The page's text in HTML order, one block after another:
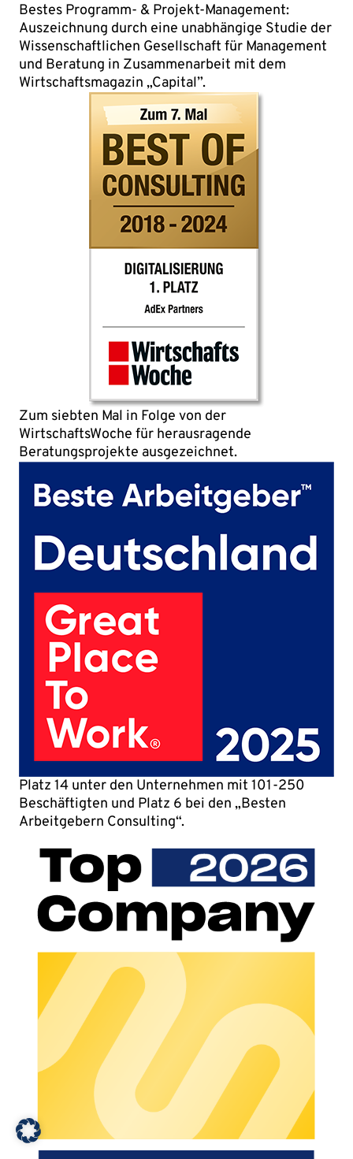
Bestes Programm- & Projekt-Management:
Auszeichnung durch eine unabhängige Studie der
Wissenschaftlichen Gesellschaft für Management
und Beratung in Zusammenarbeit mit dem
Wirtschaftsmagazin „Capital”.
Zum siebten Mal in Folge von der
WirtschaftsWoche für herausragende
Beratungsprojekte ausgezeichnet.
Platz 14 unter den Unternehmen mit 101-250
Beschäftigten und Platz 6 bei den „Besten
Arbeitgebern Consulting“.